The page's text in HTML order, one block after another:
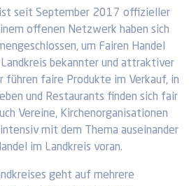
ist seit September 2017 offizieller
offenen Netzwerk haben sich
um Fairen Handel
bekannter und attraktiver
führen faire Produkte im Verkauf, in
und Restaurants finden sich fair
Vereine, Kirchenorganisationen
mit dem Thema auseinander
im Landkreis voran.
geht auf mehrere